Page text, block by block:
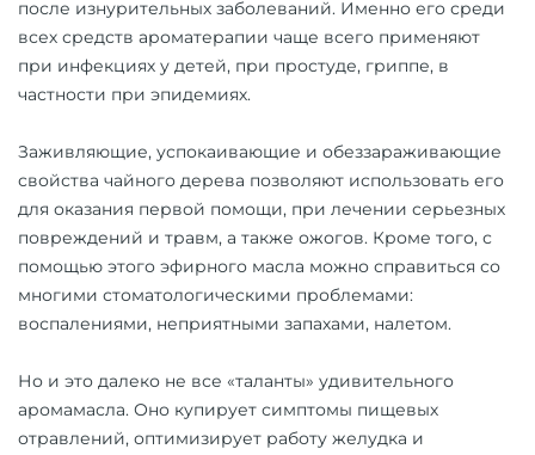
после изнурительных заболеваний. Именно его среди
всех средств ароматерапии чаще всего применяют
при инфекциях у детей, при простуде, гриппе, в
частности при эпидемиях.
Заживляющие, успокаивающие и обеззараживающие
свойства чайного дерева позволяют использовать его
для оказания первой помощи, при лечении серьезных
повреждений и травм, а также ожогов. Кроме того, с
помощью этого эфирного масла можно справиться со
многими стоматологическими проблемами:
воспалениями, неприятными запахами, налетом.
Но и это далеко не все «таланты» удивительного
аромамасла. Оно купирует симптомы пищевых
отравлений, оптимизирует работу желудка и